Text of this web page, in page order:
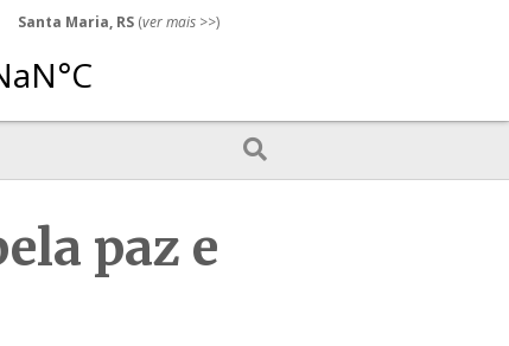
Santa Maria, RS (ver mais >>)
paz e